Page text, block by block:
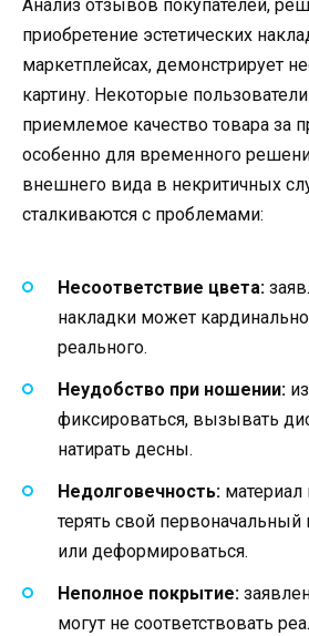
Анализ отзывов покупателей,
приобретение эстетических
маркетплейсах, демонстрирует
картину. Некоторые
приемлемое качество товара за
особенно для временного
внешнего вида в некритичных
сталкиваются с проблемами:
Несоответствие цвета:
накладки может кардинально
реального.
Неудобство при ношении:
фиксироваться, вызывать
натирать десны.
Недолговечность:
терять свой первоначальный
или деформироваться.
Неполное покрытие:
могут не соответствовать